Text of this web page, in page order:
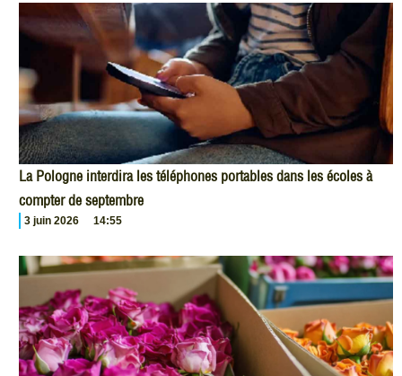
La Pologne interdira les téléphones portables dans les écoles à
compter de septembre
3 juin 2026 14:55